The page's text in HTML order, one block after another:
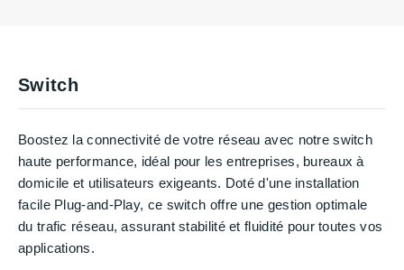
Switch
Boostez la connectivité de votre réseau avec notre switch
haute performance, idéal pour les entreprises, bureaux à
domicile et utilisateurs exigeants. Doté d'une installation
facile Plug-and-Play, ce switch offre une gestion optimale
du trafic réseau, assurant stabilité et fluidité pour toutes vos
applications.